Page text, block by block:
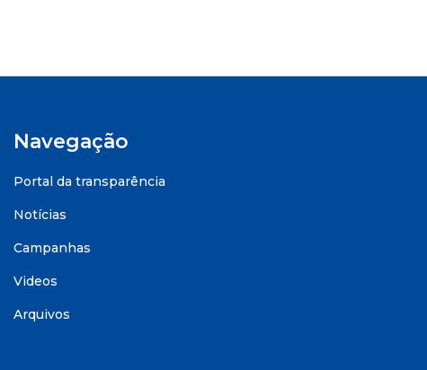
Navegação
Portal da transparência
Notícias
Campanhas
Videos
Arquivos